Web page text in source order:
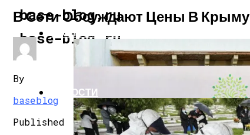
base-blog.ru
base-blog.ru
ЭКОНОМИКА И ПОЛИТИКА
НОВОСТИ
В Сети Обсуждают Цены В Крыму
By
baseblog
Published